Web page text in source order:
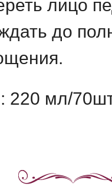
лицо
до
220 мл/